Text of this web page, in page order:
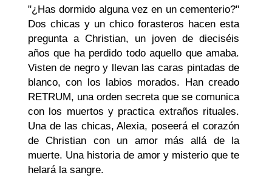
"¿Has dormido alguna vez en un cementerio?"
Dos chicas y un chico forasteros hacen esta
pregunta a Christian, un joven de dieciséis
años que ha perdido todo aquello que amaba.
Visten de negro y llevan las caras pintadas de
blanco, con los labios morados. Han creado
RETRUM, una orden secreta que se comunica
con los muertos y practica extraños rituales.
Una de las chicas, Alexia, poseerá el corazón
de Christian con un amor más allá de la
muerte. Una historia de amor y misterio que te
helará la sangre.